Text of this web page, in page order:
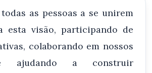
as pessoas a se unirem
esta visão, participando de
colaborando em nossos
ajudando a construir